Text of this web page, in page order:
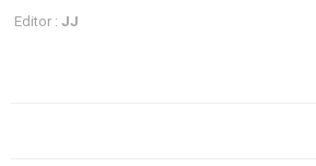
Editor : JJ